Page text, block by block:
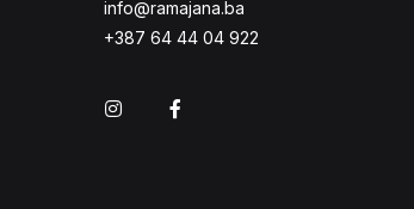
info@ramajana.ba
+387 64 44 04 922
Instagram